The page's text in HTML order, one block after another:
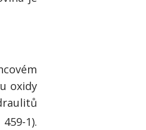
oxidy
1).